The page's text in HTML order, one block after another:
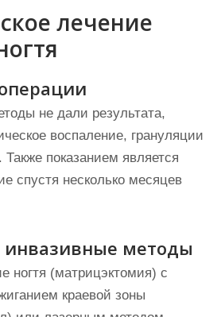
лечение
не дали результата,
воспаление, грануляции
показанием является
спустя несколько месяцев
методы
ногтя (матрицэктомия) с
краевой зоны